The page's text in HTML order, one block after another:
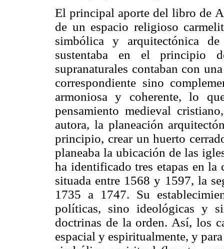
El principal aporte del libro de
de un espacio religioso
simbólica y arquitectónica
sustentaba en el principio
supranaturales contaban con
correspondiente sino
armoniosa y coherente, lo
pensamiento medieval
autora, la planeación
principio, crear un huerto
planeaba la ubicación de las
ha identificado tres etapas en
situada entre 1568 y 1597, la
1735 a 1747. Su
políticas, sino ideológicas y
doctrinas de la orden. Así, los
espacial y espiritualmente, y